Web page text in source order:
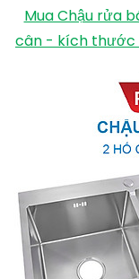
Mua Chậu rửa
cân - kích thước